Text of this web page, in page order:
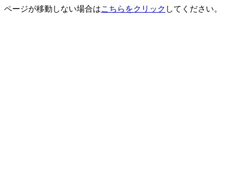
ページが移動しない場合はこちらをクリック してください。